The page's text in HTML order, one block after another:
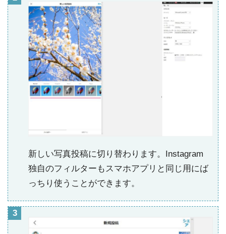
新しい写真投稿に切り替わります。Instagram
独自のフィルターもスマホアプリと同じ用にば
っちり使うことができます。